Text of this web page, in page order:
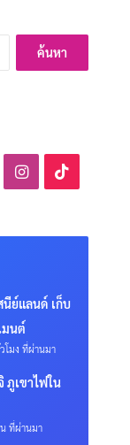
ค้นหา
สำหรับ:
Instagram
ย์แลนด์ เก็บ
มนต์
โมง ที่ผ่านมา
เขาไฟใน
ที่ผ่านมา